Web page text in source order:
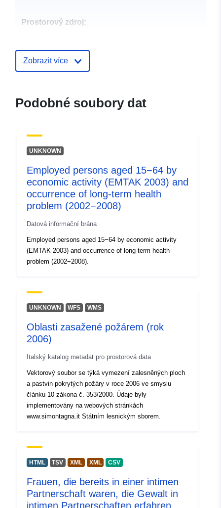
Prostorový zdroj:
632115343c80
Typ:
Datový zdroj:
http://inspire.ec.europa.eu/
codelist/SpatialDataServiceType/
Zobrazit více
Podobné soubory dat
UNKNOWN
Employed persons aged 15−64 by
economic activity (EMTAK 2003) and
occurrence of long-term health
problem (2002−2008)
Datová informační brána
Employed persons aged 15−64 by economic activity
(EMTAK 2003) and occurrence of long-term health
problem (2002−2008).
UNKNOWN WFS WMS
Oblasti zasažené požárem (rok
2006)
Italský katalog metadat pro prostorová data
Vektorový soubor se týká vymezení zalesněných ploch
a pastvin pokrytých požáry v roce 2006 ve smyslu
článku 10 zákona č. 353/2000. Údaje byly
implementovány na webových stránkách
www.simontagna.it Státním lesnickým sborem.
HTML TSV XML XML CSV
Frauen, die bereits in einer intimen
Partnerschaft waren, die Gewalt in
intimen Partnerschaften erfahren